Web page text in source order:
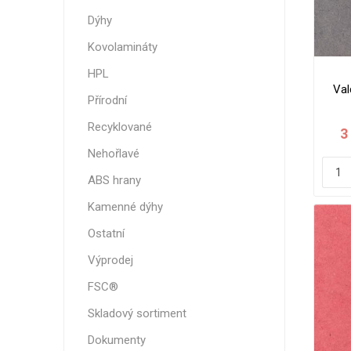
Reliéfní
Odolné
3
Dýhy
Kovolamináty
HPL
Přírodní
Recyklované
Nehořlavé
ABS hrany
Kamenné dýhy
Ostatní
Výprodej
FSC®
Skladový sortiment
Dokumenty